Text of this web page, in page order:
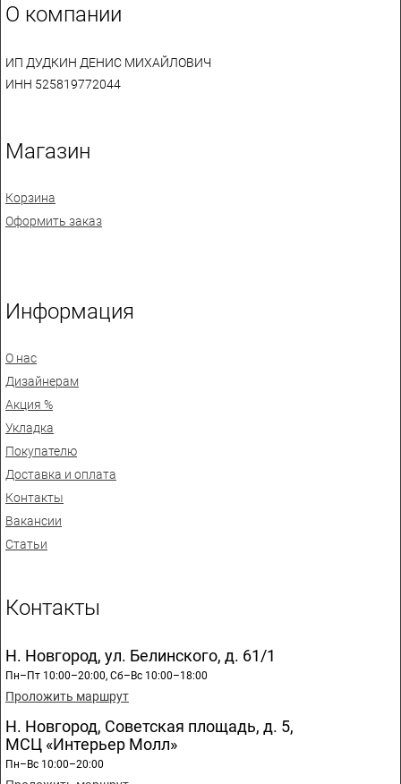
О компании
ИП ДУДКИН ДЕНИС МИХАЙЛОВИЧ
ИНН 525819772044
Магазин
Корзина
Оформить заказ
Информация
О нас
Дизайнерам
Акция %
Укладка
Покупателю
Доставка и оплата
Контакты
Вакансии
Статьи
Контакты
Н. Новгород, ул. Белинского, д. 61/1
Пн–Пт 10:00–20:00, Сб–Вс 10:00–18:00
Проложить маршрут
Н. Новгород, Советская площадь, д. 5,
МСЦ «Интерьер Молл»
Пн–Вс 10:00–20:00